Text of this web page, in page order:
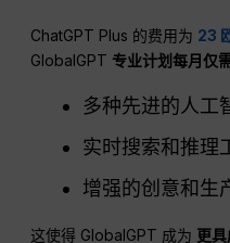
ChatGPT Plus 的费用为 23
GlobalGPT 专业计划每月仅
多种先进的人工
实时搜索和推理
增强的创意和生
这使得 GlobalGPT 成为 更